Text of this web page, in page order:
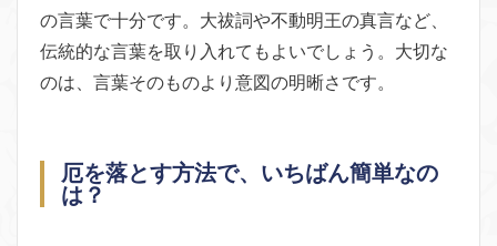
の言葉で十分です。大祓詞や不動明王の真言など、
伝統的な言葉を取り入れてもよいでしょう。大切な
のは、言葉そのものより意図の明晰さです。
厄を落とす方法で、いちばん簡単なの
は？